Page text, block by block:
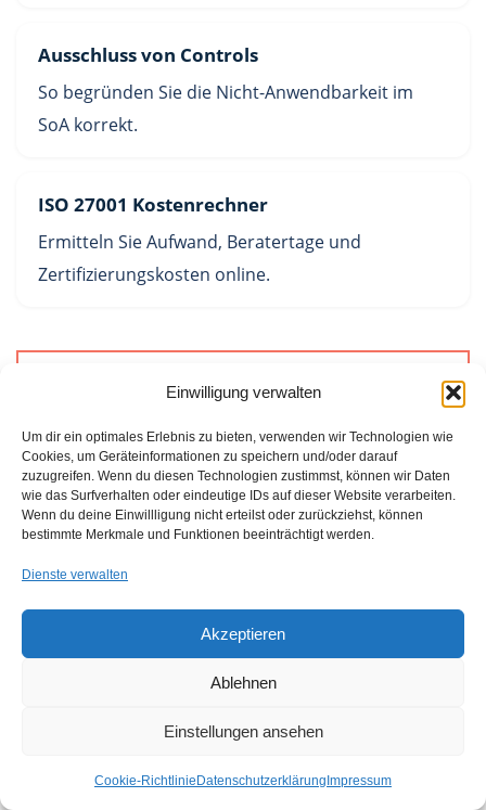
Einwilligung verwalten
Um dir ein optimales Erlebnis zu bieten, verwenden wir Technologien wie
Cookies, um Geräteinformationen zu speichern und/oder darauf
zuzugreifen. Wenn du diesen Technologien zustimmst, können wir Daten
wie das Surfverhalten oder eindeutige IDs auf dieser Website verarbeiten.
Wenn du deine Einwillligung nicht erteilst oder zurückziehst, können
bestimmte Merkmale und Funktionen beeinträchtigt werden.
Dienste verwalten
Akzeptieren
Ablehnen
Einstellungen ansehen
Cookie-Richtlinie Datenschutzerklärung Impressum
Ausschluss von Controls
So begründen Sie die Nicht-Anwendbarkeit im
SoA korrekt.
ISO 27001 Kostenrechner
Ermitteln Sie Aufwand, Beratertage und
Zertifizierungskosten online.
Kategorien
Aktuell haben wir 600 Beiträge (Artikel) zu den
verschiedensten Themenbereiche verfasst. Das "
Beratungsschwerpunkte und die Übersicht über unsere
Dienstleistungen (Portfolio). Alle Artikel finden Sie in unseren